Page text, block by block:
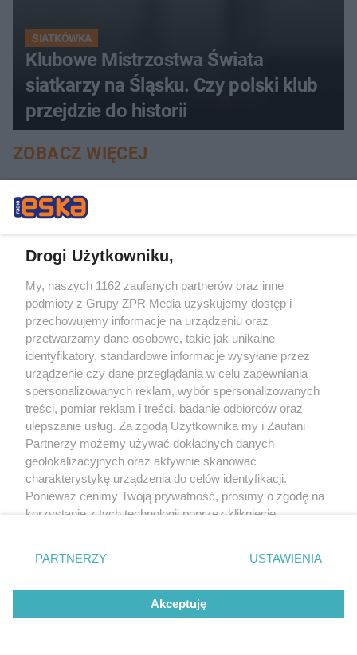
SIATKÓWKA
Klubowe Mistrzostwa Świata
siatkarzy na Śląsku. Czy polski klub
przejdzie do historii
ZOBACZ WIĘCEJ
Żaden utwór zamieszczony w serwisie nie może być powielany i
Drogi Użytkowniku,
My, naszych 1162 zaufanych partnerów oraz inne
podmioty z Grupy ZPR Media uzyskujemy dostęp i
przechowujemy informacje na urządzeniu oraz
przetwarzamy dane osobowe, takie jak unikalne
identyfikatory, standardowe informacje wysyłane przez
urządzenie czy dane przeglądania w celu zapewniania
spersonalizowanych reklam, wybór spersonalizowanych
treści, pomiar reklam i treści, badanie odbiorców oraz
ulepszanie usług. Za zgodą Użytkownika my i Zaufani
Partnerzy możemy używać dokładnych danych
geolokalizacyjnych oraz aktywnie skanować
charakterystykę urządzenia do celów identyfikacji.
Ponieważ cenimy Twoją prywatność, prosimy o zgodę na
korzystanie z tych technologii poprzez kliknięcie
zmienić/wycofać klikając przycisk ustawień prywatności
znajdujący się w lewym dolnym rogu strony
rodzaje przetwarzania danych nie wymagają zgody
użytkownika, ale masz prawo sprzeciwić się takiemu
przetwarzaniu. Preferencje będą miały zastosowanie tylko
PARTNERZY USTAWIENIA
Akceptuję